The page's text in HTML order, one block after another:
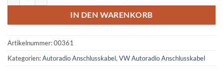
IN DEN WARENKORB
Artikelnummer:00361
Kategorien:Autoradio Anschlusskabel, VW Autoradio Anschlusskabel